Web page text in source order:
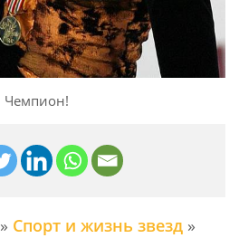
Чемпион!
» Спорт и жизнь звезд »